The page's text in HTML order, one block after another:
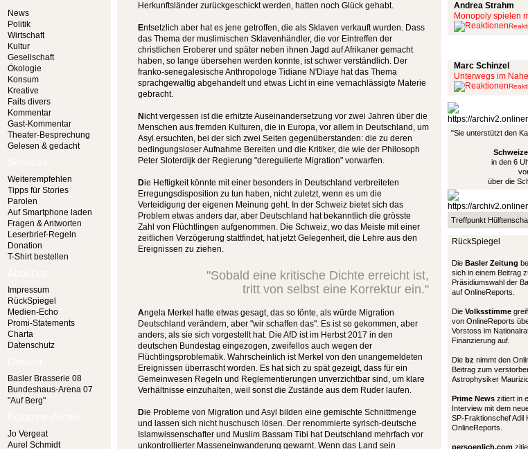
News
Politik
Wirtschaft
Kultur
Gesellschaft
Ökologie
Konsum
Kreative
Faits divers
Kommentar
Gast-Kommentar
Theater-Besprechung
Gelesen & gedacht
Weiterempfehlen
Tipps für Stories
Parolen
Auf Smartphone laden
Fragen & Antworten
Leserbrief-Regeln
Donation
T-Shirt bestellen
Impressum
RückSpiegel
Medien-Echo
Promi-Statements
Charta
Datenschutz
Basler Brasserie 08
Bundeshaus-Arena 07
"Auf Berg"
Jo Vergeat
Aurel Schmidt
Herkunftsländer zurückgeschickt werden, hatten noch Glück gehabt.
Entsetzlich aber hat es jene getroffen, die als Sklaven verkauft wurden. Dass
das Thema der muslimischen Sklavenhändler, die vor Eintreffen der
christlichen Eroberer und später neben ihnen Jagd auf Afrikaner gemacht
haben, so lange übersehen werden konnte, ist schwer verständlich. Der
franko-senegalesische Anthropologe Tidiane N'Diaye hat das Thema
sprachgewaltig abgehandelt und etwas Licht in eine vernachlässigte Materie
gebracht.
Nicht vergessen ist die erhitzte Auseinandersetzung vor zwei Jahren über die
Menschen aus fremden Kulturen, die in Europa, vor allem in Deutschland, um
Asyl ersuchten, bei der sich zwei Seiten gegenüberstanden: die zu deren
bedingungsloser Aufnahme Bereiten und die Kritiker, die wie der Philosoph
Peter Sloterdijk der Regierung "deregulierte Migration" vorwarfen.
Die Heftigkeit könnte mit einer besonders in Deutschland verbreiteten
Erregungsdisposition zu tun haben, nicht zuletzt, wenn es um die
Verteidigung der eigenen Meinung geht. In der Schweiz bietet sich das
Problem etwas anders dar, aber Deutschland hat bekanntlich die grösste
Zahl von Flüchtlingen aufgenommen. Die Schweiz, wo das Meiste mit einer
zeitlichen Verzögerung stattfindet, hat jetzt Gelegenheit, die Lehre aus den
Ereignissen zu ziehen.
"Sobald eine kritische Dichte erreicht ist,
tritt von selbst eine Korrektur ein."
Angela Merkel hatte etwas gesagt, das so tönte, als würde Migration
Deutschland verändern, aber "wir schaffen das". Es ist so gekommen, aber
anders, als sie sich vorgestellt hat. Die AfD ist im Herbst 2017 in den
deutschen Bundestag eingezogen, zweifellos auch wegen der
Flüchtlingsproblematik. Wahrscheinlich ist Merkel von den unangemeldeten
Ereignissen überrascht worden. Es hat sich zu spät gezeigt, dass für ein
Gemeinwesen Regeln und Reglementierungen unverzichtbar sind, um klare
Verhältnisse einzuhalten, weil sonst die Zustände aus dem Ruder laufen.
Die Probleme von Migration und Asyl bilden eine gemischte Schnittmenge
und lassen sich nicht huschusch lösen. Der renommierte syrisch-deutsche
Islamwissenschafter und Muslim Bassam Tibi hat Deutschland mehrfach vor
unkontrollierter Masseneinwanderung gewarnt. Wenn das Land sein
Andrea Strahm
Monopoly spielen
Marc Schinzel
Unterwegs im
"Sie unterstützt den
in den 6
über die
Treffpunkt
RückSpiegel
Die Basler Zeitung
sich in einem Beitrag
Präsidiumswahl der
auf OnlineReports.
Die Volksstimme
von OnlineReports
Vorstoss im
Finanzierung auf.
Die bz nimmt den
Beitrag zum
Astrophysiker
Prime News zitiert in
Interview mit dem
SP-Fraktionschef Adil
OnlineReports.
persoenlich.com